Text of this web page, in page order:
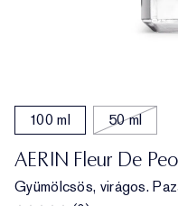
100 ml 50 ml
AERIN Fleur De
Gyümölcsös, virágos.